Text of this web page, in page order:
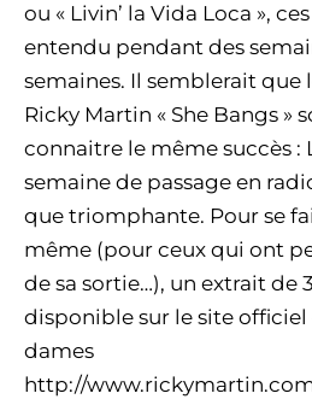
ou « Livin’ la Vida Loca »,
entendu pendant des
semaines. Il semblerait que
Ricky Martin « She Bangs »
connaitre le même succès :
semaine de passage en
que triomphante. Pour se
même (pour ceux qui ont
de sa sortie…), un extrait de
disponible sur le site
dames
http://